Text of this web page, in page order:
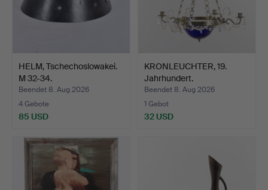
HELM, Tschechoslowakei.
M 32-34.
Beendet 8. Aug 2026
4 Gebote
85 USD
KRONLEUCHTER, 19.
Jahrhundert.
Beendet 8. Aug 2026
1 Gebot
32 USD